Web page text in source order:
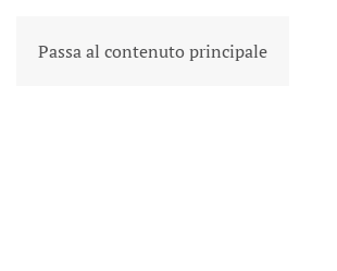
Passa al contenuto principale